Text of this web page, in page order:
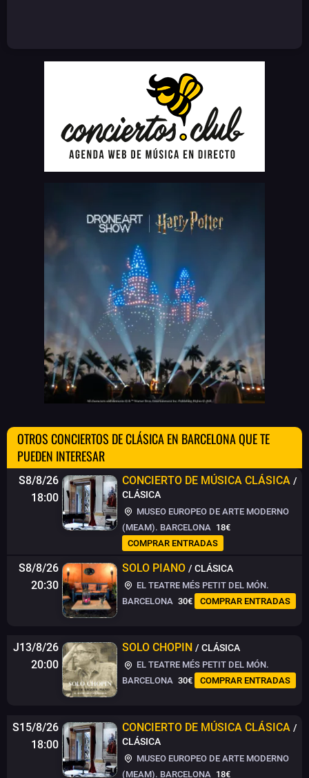
OTROS CONCIERTOS DE CLÁSICA EN BARCELONA QUE TE
PUEDEN INTERESAR
S8/8/26
18:00
CONCIERTO DE MÚSICA CLÁSICA /
CLÁSICA
MUSEO EUROPEO DE ARTE MODERNO
(MEAM). BARCELONA 18€
COMPRAR ENTRADAS
S8/8/26
20:30
SOLO PIANO / CLÁSICA
EL TEATRE MÉS PETIT DEL MÓN.
BARCELONA 30€ COMPRAR ENTRADAS
J13/8/26
20:00
SOLO CHOPIN / CLÁSICA
EL TEATRE MÉS PETIT DEL MÓN.
BARCELONA 30€ COMPRAR ENTRADAS
S15/8/26
18:00
CONCIERTO DE MÚSICA CLÁSICA /
CLÁSICA
MUSEO EUROPEO DE ARTE MODERNO
(MEAM). BARCELONA 18€